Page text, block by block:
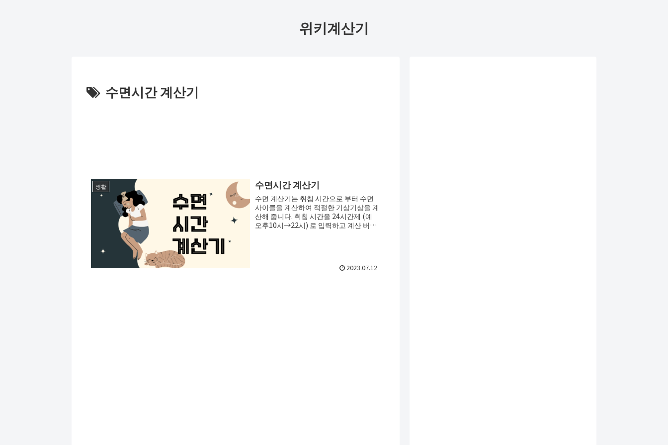
위키계산기
수면시간 계산기
생활 수면시간 계산기
수면 계산기는 취침 시간으로 부터 수면
사이클을 계산하여 적절한 기상기상을 계
산해 줍니다. 취침 시간을 24시간제 (예
오후10시→22시) 로 입력하고 계산 버튼
2023.07.12